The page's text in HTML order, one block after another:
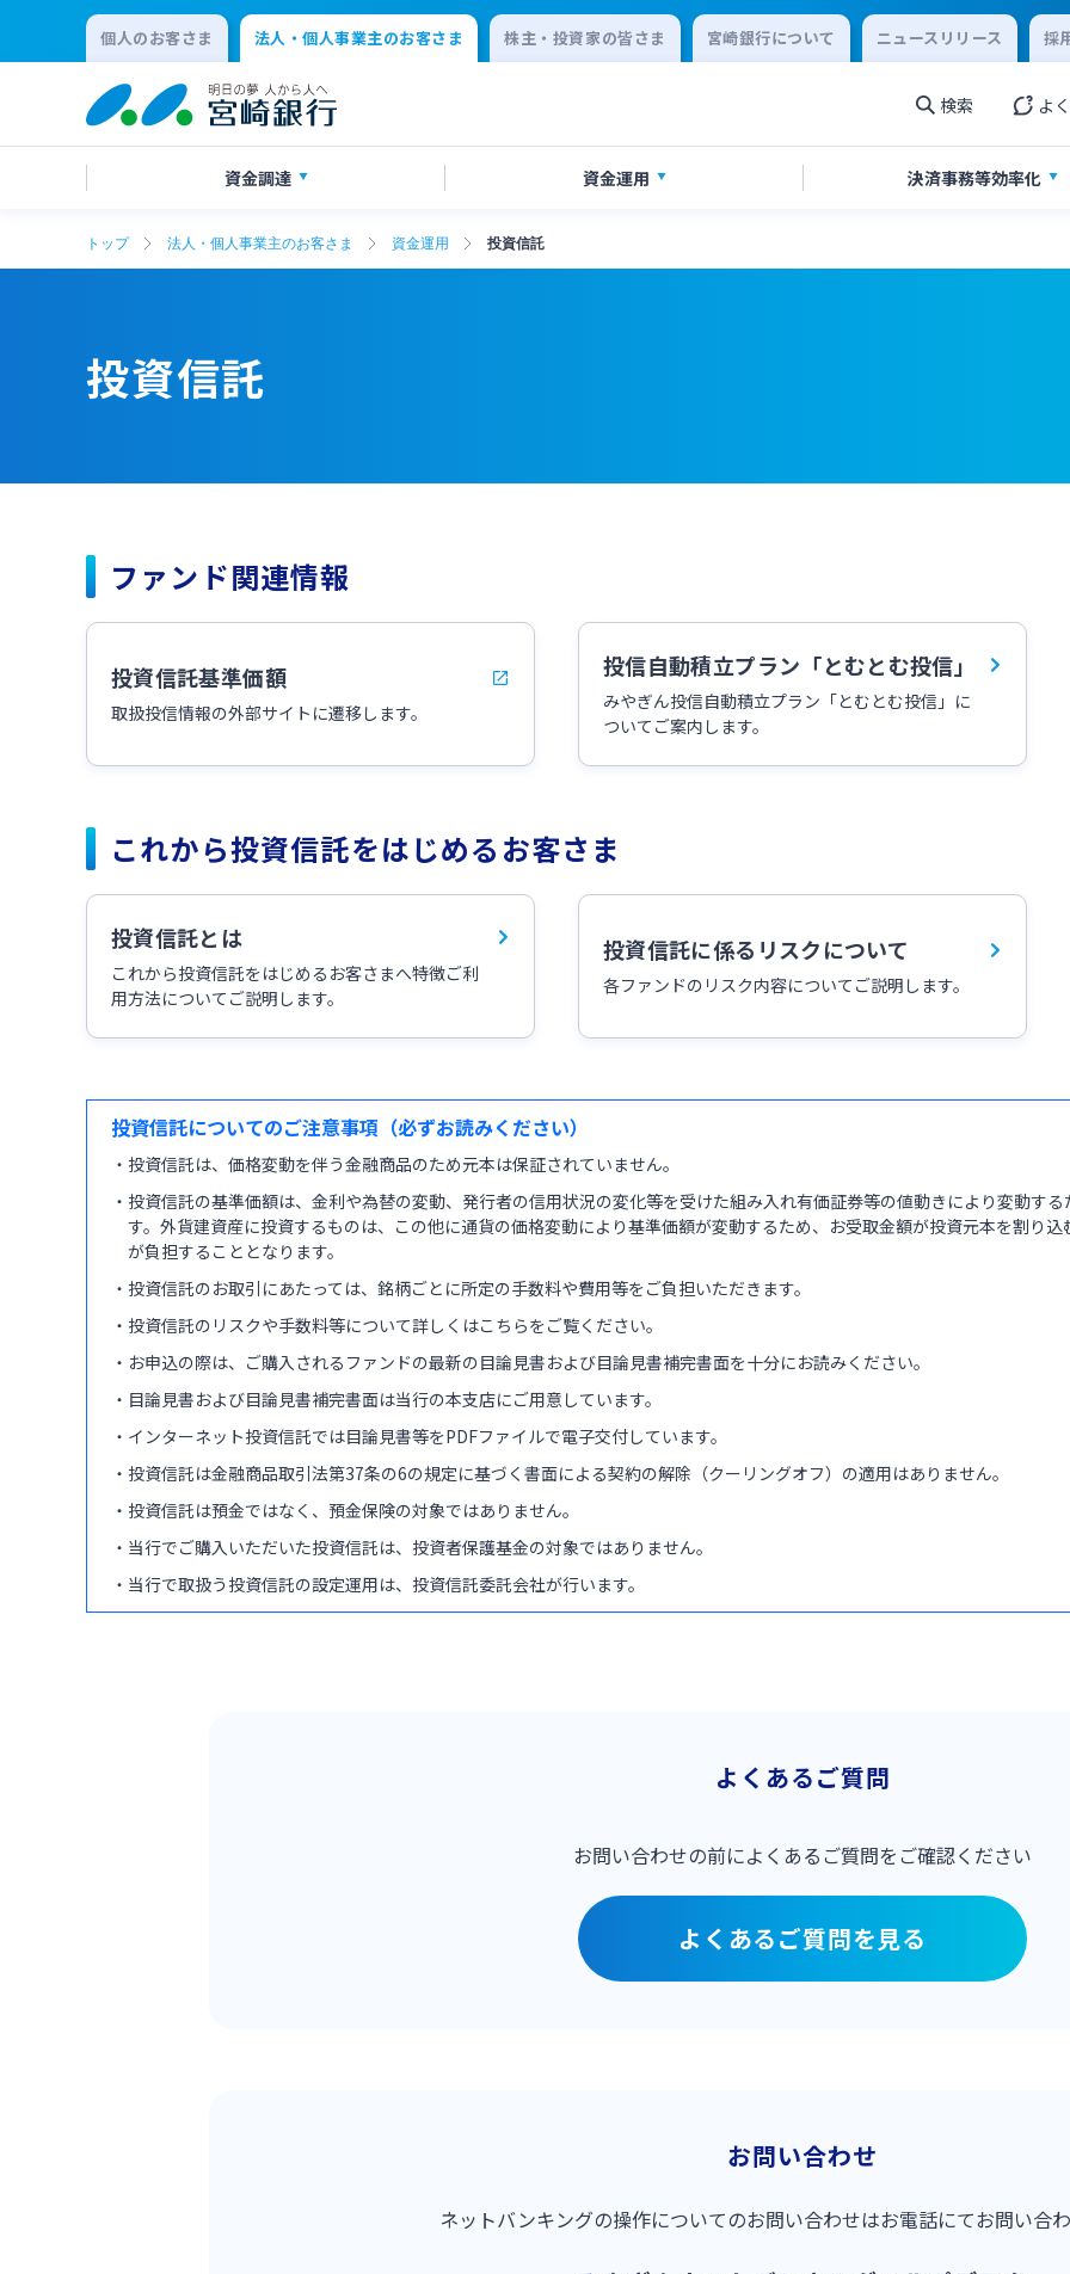
個人のお客さま 法人・個人事業主のお客さま 株主・投資家の皆さま 宮崎銀行について ニュースリリース 採
検索 よ
資金調達 資金運用 決済事務等効率化
変更届出書作成サービス
トップ 法人・個人事業主のお客さま 資金運用 投資信託
投資信託
ファンド関連情報
投資信託基準価額
取扱投信情報の外部サイトに遷移します。
投信自動積立プラン「とむとむ投信」
みやぎん投信自動積立プラン「とむとむ投信」に
ついてご案内します。
これから投資信託をはじめるお客さま
投資信託とは
これから投資信託をはじめるお客さまへ特徴ご利
用方法についてご説明します。
投資信託に係るリスクについて
各ファンドのリスク内容についてご説明します。
投資信託についてのご注意事項（必ずお読みください）
・投資信託は、価格変動を伴う金融商品のため元本は保証されていません。
・投資信託の基準価額は、金利や為替の変動、発行者の信用状況の変化等を受けた組み入れ有価証券等の値動きにより変動す
す。外貨建資産に投資するものは、この他に通貨の価格変動により基準価額が変動するため、お受取金額が投資元本を割り
が負担することとなります。
・投資信託のお取引にあたっては、銘柄ごとに所定の手数料や費用等をご負担いただきます。
・投資信託のリスクや手数料等について詳しくはこちらをご覧ください。
・お申込の際は、ご購入されるファンドの最新の目論見書および目論見書補完書面を十分にお読みください。
・目論見書および目論見書補完書面は当行の本支店にご用意しています。
・インターネット投資信託では目論見書等をPDFファイルで電子交付しています。
・投資信託は金融商品取引法第37条の6の規定に基づく書面による契約の解除（クーリングオフ）の適用はありません。
・投資信託は預金ではなく、預金保険の対象ではありません。
・当行でご購入いただいた投資信託は、投資者保護基金の対象ではありません。
・当行で取扱う投資信託の設定運用は、投資信託委託会社が行います。
よくあるご質問
お問い合わせの前によくあるご質問をご確認ください
よくあるご質問を見る
お問い合わせ
ネットバンキングの操作についてのお問い合わせはお電話にてお問い合